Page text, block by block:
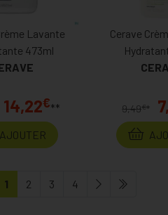
Lavante
473ml
14,22€**
AJOUTER
Cerave
9,49€*
1 2 3 4